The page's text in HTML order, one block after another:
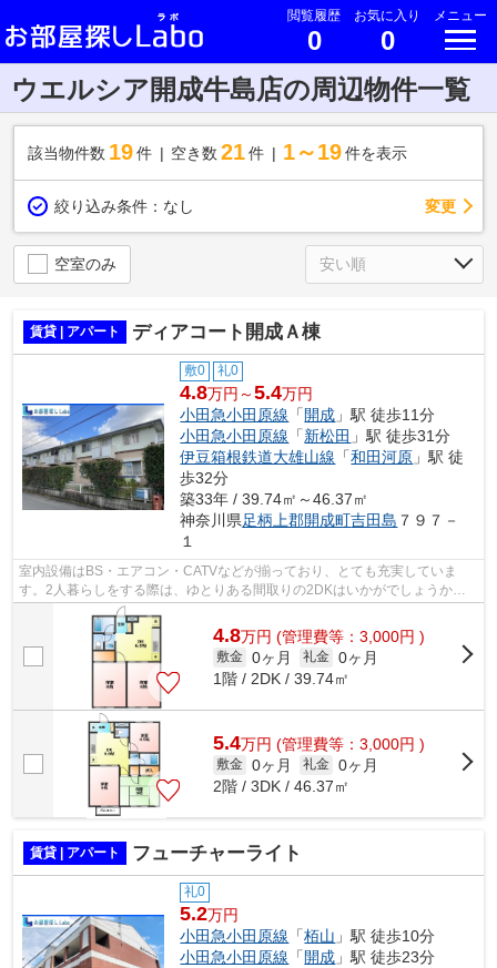
閲覧履歴
0
お気に入り
0
メニュー
ウエルシア開成牛島店の周辺物件一覧
該当物件数 19件 空き数 21 件 1～19 件を表示
絞り込み条件： なし 変更
空室のみ
賃貸 | アパート ディアコート開成Ａ棟
敷0 礼0
4.8万円～5.4万円
小田急小田原線 「開成 」駅 徒歩11分
小田急小田原線 「新松田 」駅 徒歩31分
伊豆箱根鉄道大雄山線 「和田河原 」駅 徒
歩32分
築33年 / 39.74㎡～46.37㎡
神奈川県足柄上郡開成町吉田島 ７９７－
１
室内設備はBS・エアコン・CATVなどが揃っており、とても充実していま
す。2人暮らしをする際は、ゆとりある間取りの2DKはいかがでしょうか。
こちらのアパートは閑静な住宅地にあります...
4.8万円 (管理費等：3,000円 )
敷金 0ヶ月 礼金 0ヶ月
1階 / 2DK / 39.74㎡
5.4万円 (管理費等：3,000円 )
敷金 0ヶ月 礼金 0ヶ月
2階 / 3DK / 46.37㎡
賃貸 | アパート フューチャーライト
礼0
5.2万円
小田急小田原線 「栢山 」駅 徒歩10分
小田急小田原線 「開成 」駅 徒歩23分